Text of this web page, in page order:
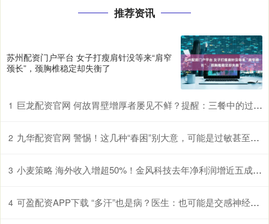
推荐资讯
苏州配资门户平台 女子打瘦肩针没等来“肩窄
颈长”，颈胸椎稳定却失衡了
1 巨龙配资官网 何故胃壁增厚者屡见不鲜？提醒：三餐中的过快进食习惯许是诱因
2 九华配资官网 警惕！这几种“春困”别大意，可能是过敏甚至中风前兆
3 小麦策略 海外收入增超50%！金风科技去年净利润增近五成至27亿元
4 可盈配资APP下载 “多汗”也是病？医生：也可能是交感神经过度兴奋所致